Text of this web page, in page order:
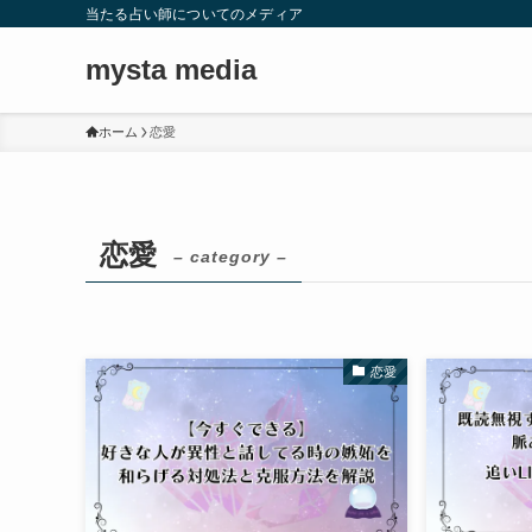
当たる占い師についてのメディア
mysta media
ホーム 恋愛
恋愛 – category –
恋愛